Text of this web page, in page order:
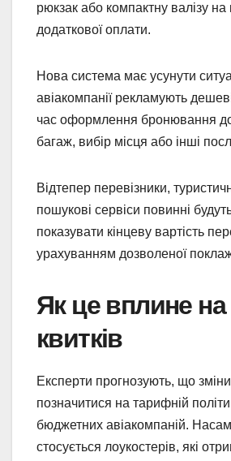
рюкзак або компактну валізу на
додаткової оплати.
Нова система має усунути
авіакомпанії рекламують
час оформлення бронювання
багаж, вибір місця або інші
Відтепер перевізники,
пошукові сервіси повинні
показувати кінцеву вартість
урахуванням дозволеної
Як це вплине на
квитків
Експерти прогнозують, що
позначитися на тарифній
бюджетних авіакомпаній.
стосується лоукостерів, які